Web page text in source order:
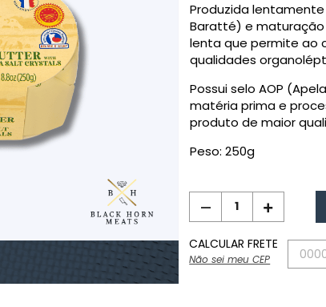
Produzida
Baratté) e maturação
lenta que permite ao
qualidades
Possui selo AOP
matéria prima e
produto de maior
Peso: 250g
CALCULAR FRETE
Não sei meu CEP